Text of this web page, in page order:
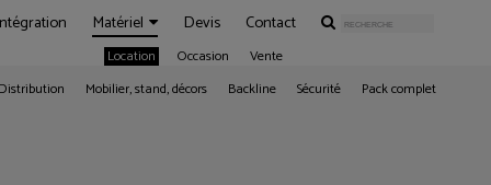
Matériel
Location Occasion Vente
Devis Contact
Mobilier, stand, décors Backline Sécurité Pack complet